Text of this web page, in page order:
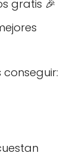
gratis 🎉
conseguir: